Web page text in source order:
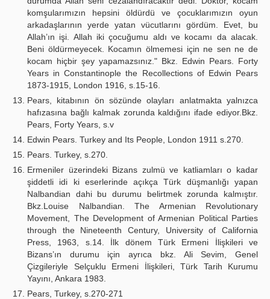
komşularımızın hepsini öldürdü ve çocuklarımızın oyun
arkadaşlarının yerde yatan vücutlarını gördüm. Evet, bu
Allah’ın işi. Allah iki çocuğumu aldı ve kocamı da alacak.
Beni öldürmeyecek. Kocamın ölmemesi için ne sen ne de
kocam hiçbir şey yapamazsınız." Bkz. Edwin Pears. Forty
Years in Constantinople the Recollections of Edwin Pears
1873-1915, London 1916, s.15-16.
Pears, kitabının ön sözünde olayları anlatmakta yalnızca
hafızasına bağlı kalmak zorunda kaldığını ifade ediyor.Bkz.
Pears, Forty Years, s.v
Edwin Pears. Turkey and Its People, London 1911 s.270.
Pears. Turkey, s.270.
Ermeniler üzerindeki Bizans zulmü ve katliamları o kadar
şiddetli idi ki eserlerinde açıkça Türk düşmanlığı yapan
Nalbandian dahi bu durumu belirtmek zorunda kalmıştır.
Bkz.Louise Nalbandian. The Armenian Revolutionary
Movement, The Development of Armenian Political Parties
through the Nineteenth Century, University of California
Press, 1963, s.14. İlk dönem Türk Ermeni İlişkileri ve
Bizans’ın durumu için ayrıca bkz. Ali Sevim, Genel
Çizgileriyle Selçuklu Ermeni İlişkileri, Türk Tarih Kurumu
Yayını, Ankara 1983.
Pears, Turkey, s.270-271